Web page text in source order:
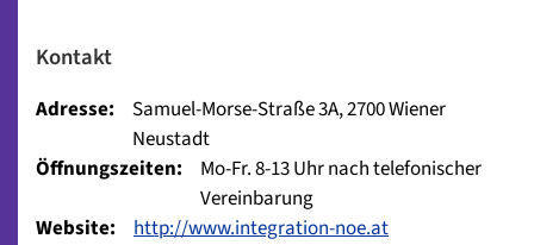
Kontakt
Adresse:
Samuel-Morse-Straße 3A, 2700 Wiener
Neustadt
Öffnungszeiten:
Mo-Fr. 8-13 Uhr nach telefonischer
Vereinbarung
Website:
http://www.integration-noe.at